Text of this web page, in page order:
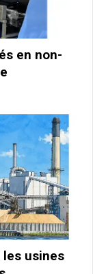
en non-
les usines